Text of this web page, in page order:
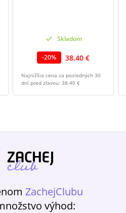
Skladom
-20% 38,40 €
Najnižšia cena za posledných 30
dní pred zľavou: 38,40 €
ZachejClubu
výhod: